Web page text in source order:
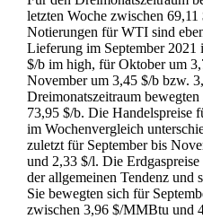
letzten Woche zwischen
Notierungen für WTI sind
Lieferung im September
$/b im high, für Oktober um
November um 3,45 $/b bzw.
Dreimonatszeitraum
73,95 $/b. Die Handelspreise
im Wochenvergleich
zuletzt für September bis
und 2,33 $/l. Die
der allgemeinen Tendenz und
Sie bewegten sich für
zwischen 3,96 $/MMBtu und